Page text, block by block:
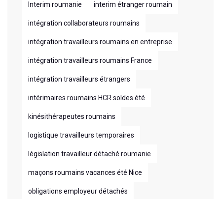
Interim roumanie interim étranger roumain
intégration collaborateurs roumains
intégration travailleurs roumains en entreprise
intégration travailleurs roumains France
intégration travailleurs étrangers
intérimaires roumains HCR soldes été
kinésithérapeutes roumains
logistique travailleurs temporaires
législation travailleur détaché roumanie
maçons roumains vacances été Nice
obligations employeur détachés